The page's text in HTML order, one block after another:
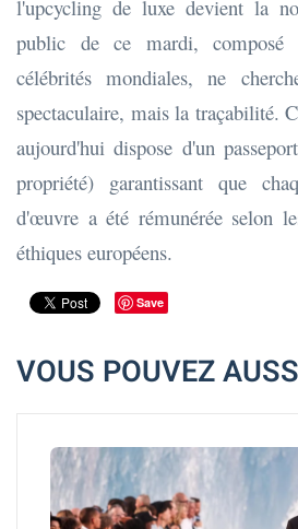
l'upcycling de luxe devient la
public de ce mardi, composé
célébrités mondiales, ne
spectaculaire, mais la traçabilité.
aujourd'hui dispose d'un
propriété) garantissant que
d'œuvre a été rémunérée selon
éthiques européens.
Save
VOUS POUVEZ